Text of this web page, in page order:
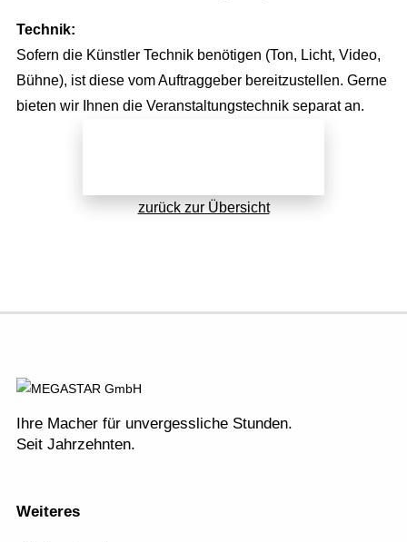
Newsletter
AGB
Technik:
Sofern die Künstler Technik benötigen (Ton, Licht, Video,
Bühne), ist diese vom Auftraggeber bereitzustellen. Gerne
bieten wir Ihnen die Veranstaltungstechnik separat an.
zurück zur Übersicht
Ihre Macher für unvergessliche Stunden.
Seit Jahrzehnten.
Weiteres